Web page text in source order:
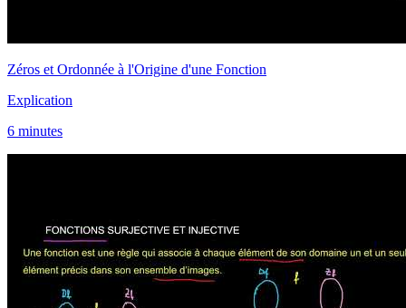
Zéros et Ordonnée à l'Origine d'une Fonction
Explication
6 minutes